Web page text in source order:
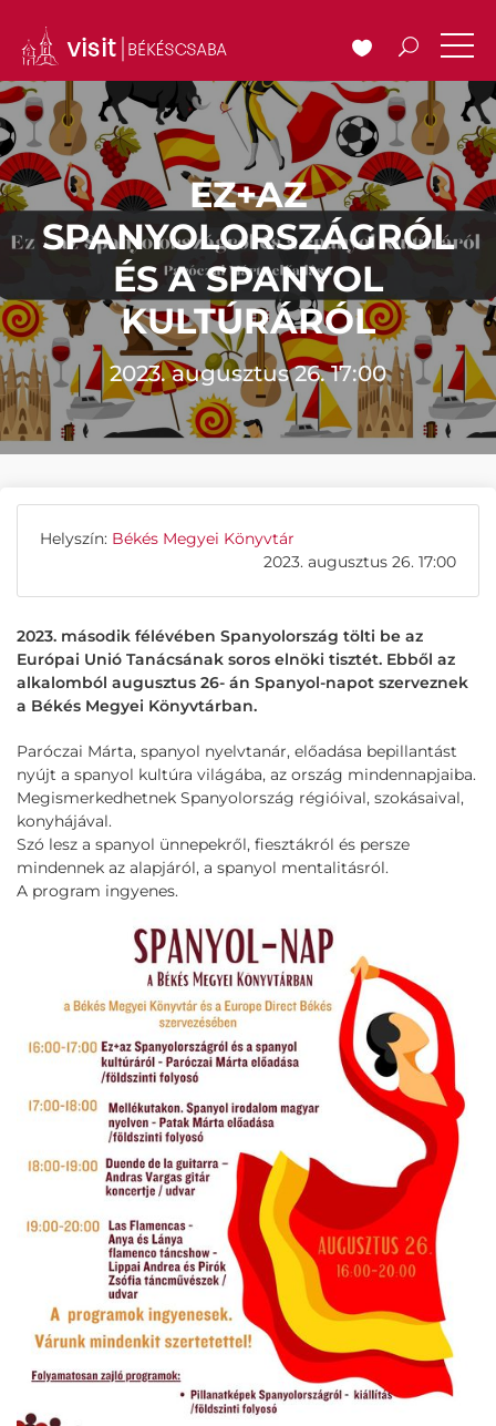
EZ+AZ
SPANYOLORSZÁGRÓL
ÉS A SPANYOL
KULTÚRÁRÓL
2023. augusztus 26. 17:00
Helyszín: Békés Megyei Könyvtár
2023. augusztus 26. 17:00
2023. második félévében Spanyolország tölti be az
Európai Unió Tanácsának soros elnöki tisztét. Ebből az
alkalomból augusztus 26- án Spanyol-napot szerveznek
a Békés Megyei Könyvtárban.
Paróczai Márta, spanyol nyelvtanár, előadása bepillantást
nyújt a spanyol kultúra világába, az ország mindennapjaiba.
Megismerkedhetnek Spanyolország régióival, szokásaival,
konyhájával.
Szó lesz a spanyol ünnepekről, fiesztákról és persze
mindennek az alapjáról, a spanyol mentalitásról.
A program ingyenes.